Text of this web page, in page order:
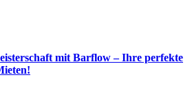
mit Barflow – Ihre perfekte